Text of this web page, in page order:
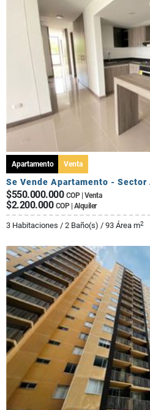
Apartamento Venta
Se Vende Apartamento -
$550.000.000 COP | Venta
$2.200.000 COP | Alquiler
3 Habitaciones / 2 Baño(s) / 93 Área m2